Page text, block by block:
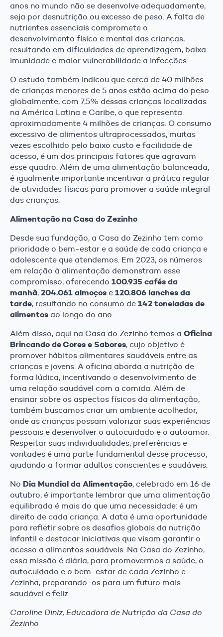
anos no mundo não se desenvolve adequadamente,
seja por desnutrição ou excesso de peso. A falta de
nutrientes essenciais compromete o
desenvolvimento físico e mental das crianças,
resultando em dificuldades de aprendizagem, baixa
imunidade e maior vulnerabilidade a infecções.
O estudo também indicou que cerca de 40 milhões
de crianças menores de 5 anos estão acima do peso
globalmente, com 7,5% dessas crianças localizadas
na América Latina e Caribe, o que representa
aproximadamente 4 milhões de crianças. O consumo
excessivo de alimentos ultraprocessados, muitas
vezes escolhido pelo baixo custo e facilidade de
acesso, é um dos principais fatores que agravam
esse quadro. Além de uma alimentação balanceada,
é igualmente importante incentivar a prática regular
de atividades físicas para promover a saúde integral
das crianças.
Alimentação na Casa do Zezinho
Desde sua fundação, a Casa do Zezinho tem como
prioridade o bem-estar e a saúde de cada criança e
adolescente que atendemos. Em 2023, os números
em relação à alimentação demonstram esse
compromisso, oferecendo 100.935 cafés da
manhã, 204.061 almoços e 120.806 lanches da
tarde, resultando no consumo de 142 toneladas de
alimentos ao longo do ano.
Além disso, aqui na Casa do Zezinho temos a Oficina
Brincando de Cores e Sabores, cujo objetivo é
promover hábitos alimentares saudáveis entre as
crianças e jovens. A oficina aborda a nutrição de
forma lúdica, incentivando o desenvolvimento de
uma relação saudável com a comida. Além de
ensinar sobre os aspectos físicos da alimentação,
também buscamos criar um ambiente acolhedor,
onde as crianças possam valorizar suas experiências
pessoais e desenvolver o autocuidado e o autoamor.
Respeitar suas individualidades, preferências e
vontades é uma parte fundamental desse processo,
ajudando a formar adultos conscientes e saudáveis.
No Dia Mundial da Alimentação, celebrado em 16 de
outubro, é importante lembrar que uma alimentação
equilibrada é mais do que uma necessidade: é um
direito de cada criança. A data é uma oportunidade
para refletir sobre os desafios globais da nutrição
infantil e destacar iniciativas que visam garantir o
acesso a alimentos saudáveis. Na Casa do Zezinho,
essa missão é diária, para promovermos a saúde, o
autocuidado e o bem-estar de cada Zezinho e
Zezinha, preparando-os para um futuro mais
saudável e feliz.
Caroline Diniz, Educadora de Nutrição da Casa do
Zezinho